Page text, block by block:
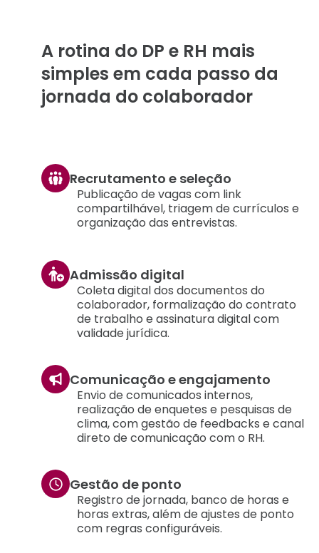
A rotina do DP e RH mais
simples em cada passo da
jornada do colaborador
Recrutamento e seleção
Publicação de vagas com link
compartilhável, triagem de currículos e
organização das entrevistas.
Admissão digital
Coleta digital dos documentos do
colaborador, formalização do contrato
de trabalho e assinatura digital com
validade jurídica.
Comunicação e engajamento
Envio de comunicados internos,
realização de enquetes e pesquisas de
clima, com gestão de feedbacks e canal
direto de comunicação com o RH.
Gestão de ponto
Registro de jornada, banco de horas e
horas extras, além de ajustes de ponto
com regras configuráveis.